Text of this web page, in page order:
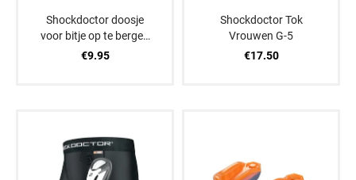
Shockdoctor doosje
voor bitje op te bergen
Oranje
€9.95
Shockdoctor Tok
Vrouwen G-5
€17.50